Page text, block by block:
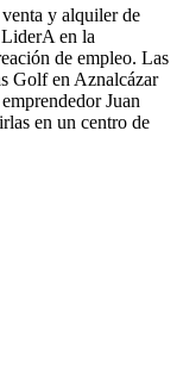
y alquiler de
en la
de empleo. Las
Golf en Aznalcázar
Juan
en un centro de